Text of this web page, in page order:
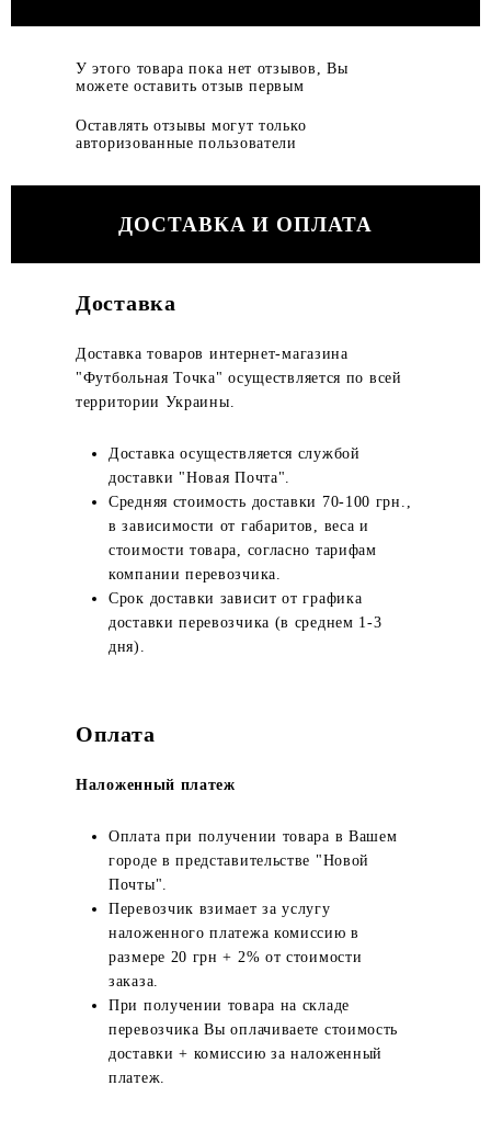
У этого товара пока нет отзывов, Вы
можете оставить отзыв первым
Оставлять отзывы могут только
авторизованные пользователи
ДОСТАВКА И ОПЛАТА
Доставка
Доставка товаров интернет-магазина
"Футбольная Точка" осуществляется по всей
территории Украины.
Доставка осуществляется службой
доставки "Новая Почта".
Средняя стоимость доставки 70-100 грн.,
в зависимости от габаритов, веса и
стоимости товара, согласно тарифам
компании перевозчика.
Срок доставки зависит от графика
доставки перевозчика (в среднем 1-3
дня).
Оплата
Наложенный платеж
Оплата при получении товара в Вашем
городе в представительстве "Новой
Почты".
Перевозчик взимает за услугу
наложенного платежа комиссию в
размере 20 грн + 2% от стоимости
заказа.
При получении товара на складе
перевозчика Вы оплачиваете стоимость
доставки + комиссию за наложенный
платеж.